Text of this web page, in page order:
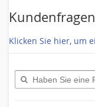
Klicken Sie hier, um